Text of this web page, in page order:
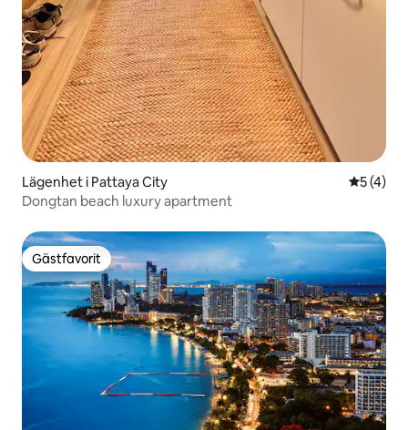
Lägenhet i Pattaya City 5 av 5 i
5 (4)
Dongtan beach luxury apartment
Gästfavorit
Gästfavorit